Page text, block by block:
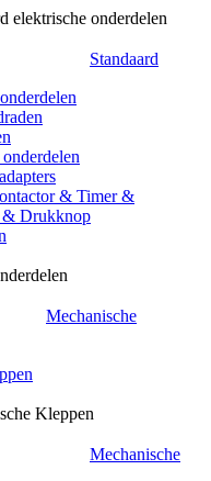
elektrische onderdelen
Standaard
& Timer &
& Drukknop
Mechanische
Kleppen
Mechanische